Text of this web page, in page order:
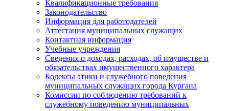
Квалификационные требования
Законодательство
Информация для работодателей
Аттестация муниципальных служащих
Контактная информация
Учебные учреждения
Сведения о доходах, расходах, об имуществе и
обязательствах имущественного характера
Кодексы этики и служебного поведения
муниципальных служащих города Кургана
Комиссии по соблюдению требований к
служебному поведению муниципальных